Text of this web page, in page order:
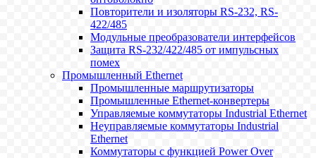
Повторители и изоляторы RS-232, RS-
422/485
Модульные преобразователи интерфейсов
Защита RS-232/422/485 от импульсных
помех
Промышленный Ethernet
Промышленные маршрутизаторы
Промышленные Ethernet-конвертеры
Управляемые коммутаторы Industrial Ethernet
Неуправляемые коммутаторы Industrial
Ethernet
Коммутаторы с функцией Power Over